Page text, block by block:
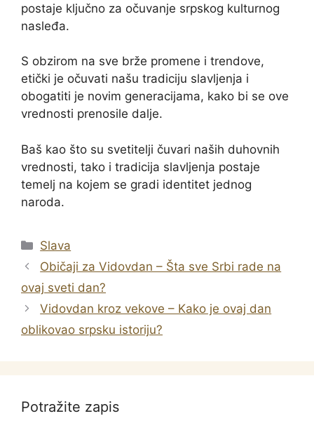
postaje ključno za očuvanje srpskog kulturnog
nasleđa.
S obzirom na sve brže promene i trendove,
etički je očuvati našu tradiciju slavljenja i
obogatiti je novim generacijama, kako bi se ove
vrednosti prenosile dalje.
Baš kao što su svetitelji čuvari naših duhovnih
vrednosti, tako i tradicija slavljenja postaje
temelj na kojem se gradi identitet jednog
naroda.
Categories
Slava
Običaji za Vidovdan – Šta sve Srbi rade na
ovaj sveti dan?
Vidovdan kroz vekove – Kako je ovaj dan
oblikovao srpsku istoriju?
Potražite zapis